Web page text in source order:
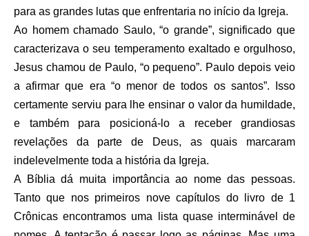
para as grandes lutas que enfrentaria no início da Igreja.
Ao homem chamado Saulo, “o grande”, significado que
caracterizava o seu temperamento exaltado e orgulhoso,
Jesus chamou de Paulo, “o pequeno”. Paulo depois veio
a afirmar que era “o menor de todos os santos”. Isso
certamente serviu para lhe ensinar o valor da humildade,
e também para posicioná-lo a receber grandiosas
revelações da parte de Deus, as quais marcaram
indelevelmente toda a história da Igreja.
A Bíblia dá muita importância ao nome das pessoas.
Tanto que nos primeiros nove capítulos do livro de 1
Crônicas encontramos uma lista quase interminável de